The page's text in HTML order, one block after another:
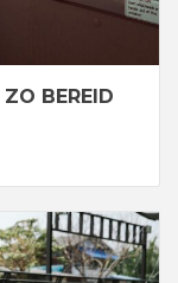
BEREID